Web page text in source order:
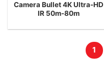
Camera Bullet 4K Ultra-HD
IR 50m-80m
1